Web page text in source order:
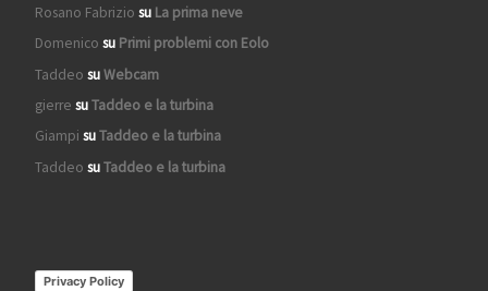
Rosano Fabrizio su La prima neve
Domenico su Primi problemi con Eolo
Taddeo suWebcam
gierre suTaddeo e la turbina
Giampi suTaddeo e la turbina
Taddeo suTaddeo e la turbina
Privacy Policy